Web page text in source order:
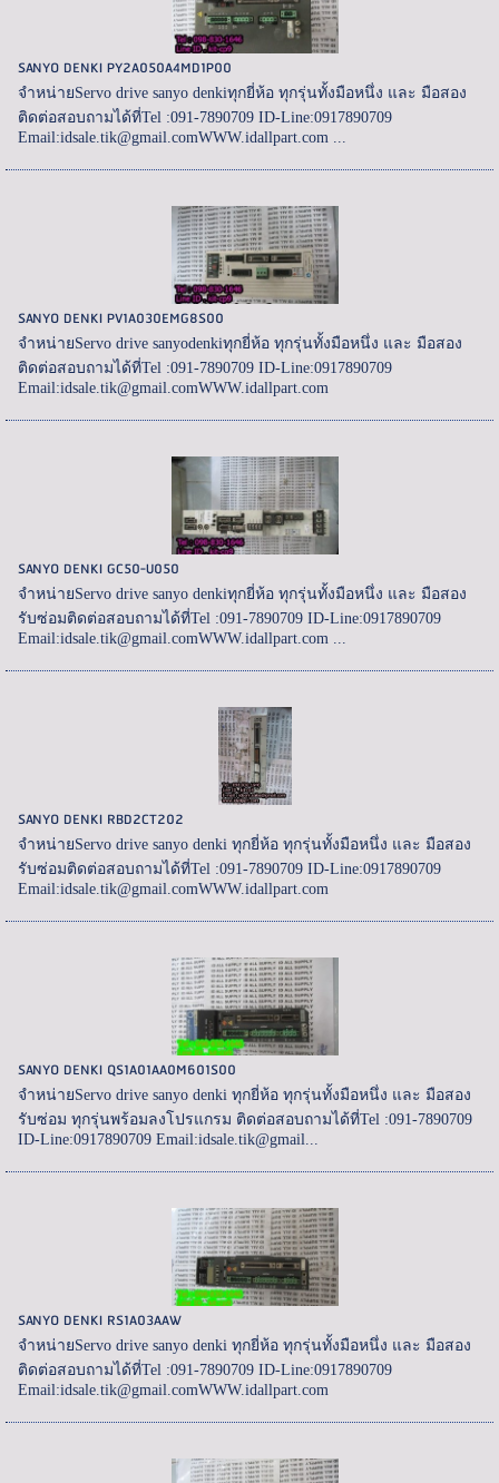
SANYO DENKI PY2A050A4MD1P00
จำหน่ายServo drive sanyo denkiทุกยี่ห้อ ทุกรุ่นทั้งมือหนึ่ง และ มือสอง
ติดต่อสอบถามได้ที่Tel :091-7890709 ID-Line:0917890709
Email:idsale.tik@gmail.comWWW.idallpart.com ...
SANYO DENKI PV1A030EMG8S00
จำหน่ายServo drive sanyodenkiทุกยี่ห้อ ทุกรุ่นทั้งมือหนึ่ง และ มือสอง
ติดต่อสอบถามได้ที่Tel :091-7890709 ID-Line:0917890709
Email:idsale.tik@gmail.comWWW.idallpart.com
SANYO DENKI GC50-U050
จำหน่ายServo drive sanyo denkiทุกยี่ห้อ ทุกรุ่นทั้งมือหนึ่ง และ มือสอง
รับซ่อมติดต่อสอบถามได้ที่Tel :091-7890709 ID-Line:0917890709
Email:idsale.tik@gmail.comWWW.idallpart.com ...
SANYO DENKI RBD2CT202
จำหน่ายServo drive sanyo denki ทุกยี่ห้อ ทุกรุ่นทั้งมือหนึ่ง และ มือสอง
รับซ่อมติดต่อสอบถามได้ที่Tel :091-7890709 ID-Line:0917890709
Email:idsale.tik@gmail.comWWW.idallpart.com
SANYO DENKI QS1A01AA0M601S00
จำหน่ายServo drive sanyo denki ทุกยี่ห้อ ทุกรุ่นทั้งมือหนึ่ง และ มือสอง
รับซ่อม ทุกรุ่นพร้อมลงโปรแกรม ติดต่อสอบถามได้ที่Tel :091-7890709
ID-Line:0917890709 Email:idsale.tik@gmail...
SANYO DENKI RS1A03AAW
จำหน่ายServo drive sanyo denki ทุกยี่ห้อ ทุกรุ่นทั้งมือหนึ่ง และ มือสอง
ติดต่อสอบถามได้ที่Tel :091-7890709 ID-Line:0917890709
Email:idsale.tik@gmail.comWWW.idallpart.com